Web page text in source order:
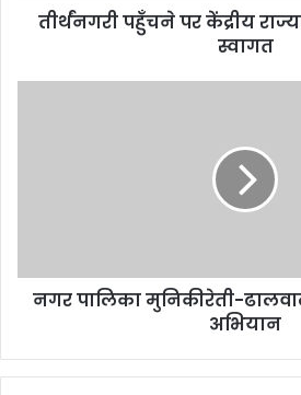
तीर्थंनगरी पहुँचने पर केंद्रीय
स्वागत
नगर पालिका मुनिकीरेती-
अभियान